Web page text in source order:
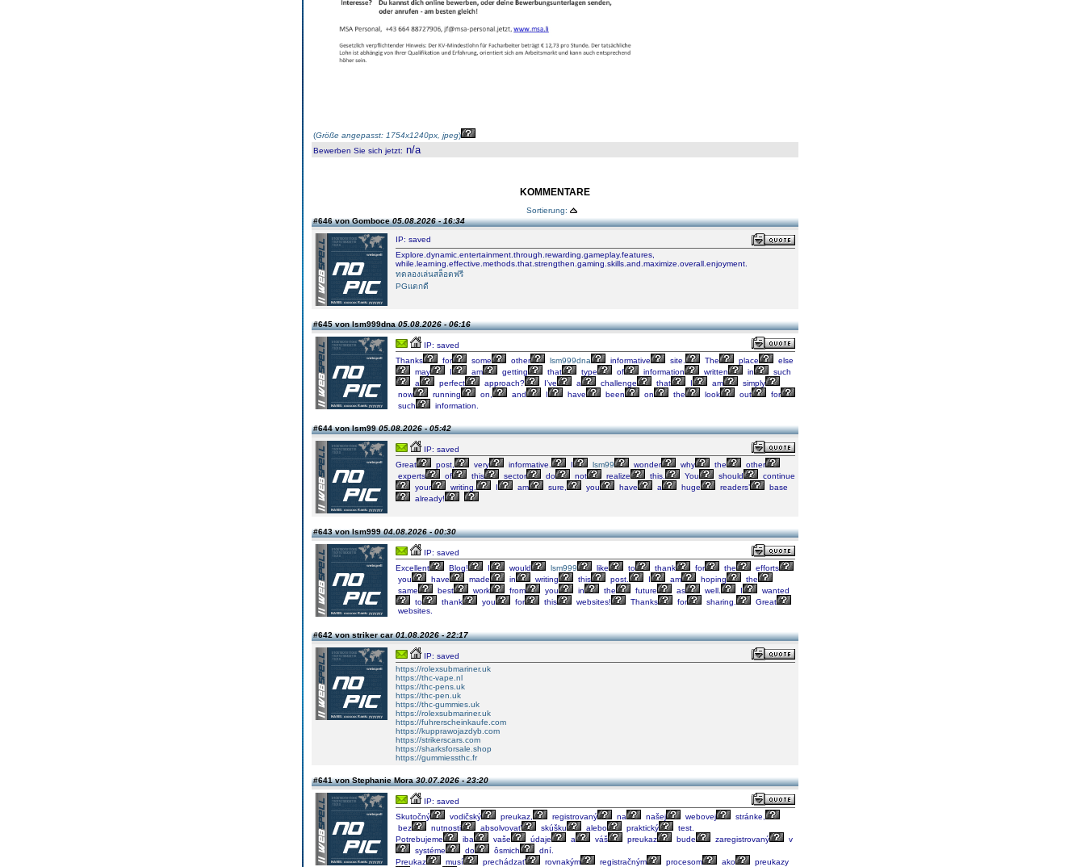
(Größe angepasst: 1754x1240px, jpeg)
Bewerben Sie sich jetzt: n/a
KOMMENTARE
Sortierung:
#646 von Gomboce05.08.2026 - 16:34
IP: saved
Explore.dynamic.entertainment.through.rewarding.gameplay.features,
while.learning.effective.methods.that.strengthen.gaming.skills.and.maximize.overall.enjoyment.
ทดลองเล่นสล็อตฟรี
PGแตกดี
#645 von lsm999dna05.08.2026 - 06:16
IP: saved
Thanks
for some other lsm999dna informative site. The place
else
may
I am getting that type of information written in
such
a
perfect approach? I’ve a challenge that I am
simply
now
running on, and I have been on the look out
for
such
information.
#644 von lsm9905.08.2026 - 05:42
IP: saved
Great
post, very informative. I lsm99 wonder why the
other
experts
of this sector do not realize this. You should
continue
your
writing. I am sure, you have a huge readers’
base
already!
#643 von lsm99904.08.2026 - 00:30
IP: saved
Excellent
Blog! I would lsm999 like to thank for the
efforts
you
have made in writing this post. I am hoping
the
same
best work from you in the future as well. I
wanted
to
thank you for this websites! Thanks for sharing.
Great
websites.
#642 von striker car01.08.2026 - 22:17
IP: saved
https://rolexsubmariner.uk
https://thc-vape.nl
https://thc-pens.uk
https://thc-pen.uk
https://thc-gummies.uk
https://rolexsubmariner.uk
https://fuhrerscheinkaufe.com
https://kupprawojazdyb.com
https://strikerscars.com
https://sharksforsale.shop
https://gummiessthc.fr
#641 von Stephanie Mora30.07.2026 - 23:20
IP: saved
Skutočný
vodičský preukaz, registrovaný na našej webovej
stránke,
bez
nutnosti absolvovať skúšku alebo praktický
test.
Potrebujeme
iba vaše údaje a váš preukaz bude zaregistrovaný
v
systéme
do ôsmich
dní.
Preukaz
musí prechádzať rovnakým registračným procesom ako
preukazy